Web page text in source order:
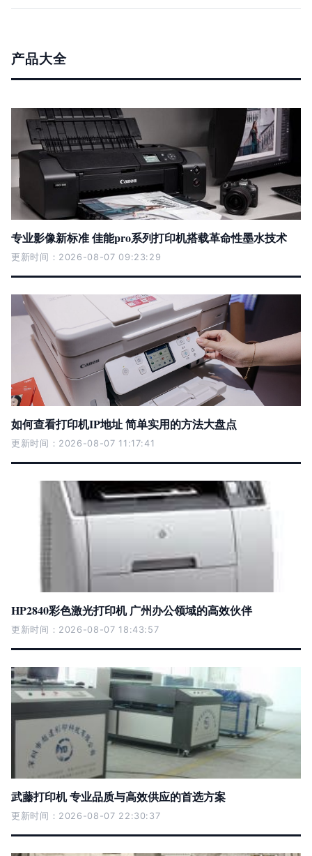
产品大全
专业影像新标准 佳能pro系列打印机搭载革命性墨水技术
更新时间：2026-08-07 09:23:29
如何查看打印机IP地址 简单实用的方法大盘点
更新时间：2026-08-07 11:17:41
HP2840彩色激光打印机 广州办公领域的高效伙伴
更新时间：2026-08-07 18:43:57
武藤打印机 专业品质与高效供应的首选方案
更新时间：2026-08-07 22:30:37